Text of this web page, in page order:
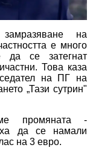
на
е много
да се затегнат
Това каза
на ПГ на
„Тази сутрин"
промяната -
да се намали
на 3 евро.